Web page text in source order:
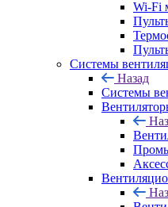
Wi-Fi
Системы
Назад
Системы